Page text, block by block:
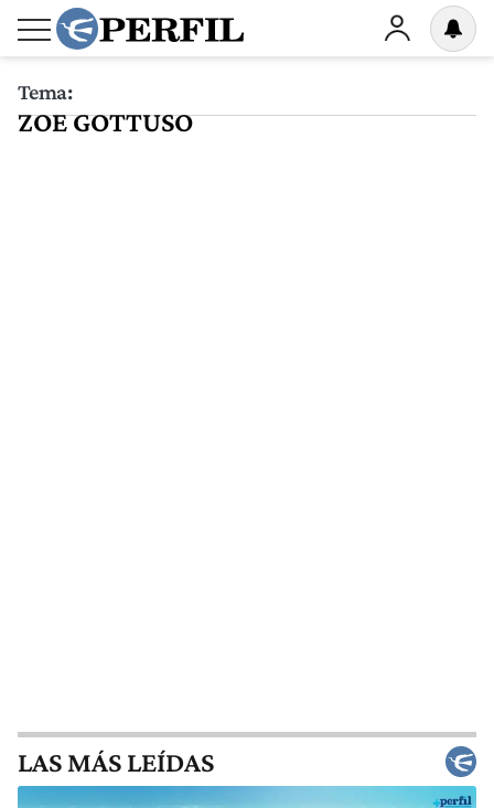
Tema:
ZOE GOTTUSO
LAS MÁS LEÍDAS